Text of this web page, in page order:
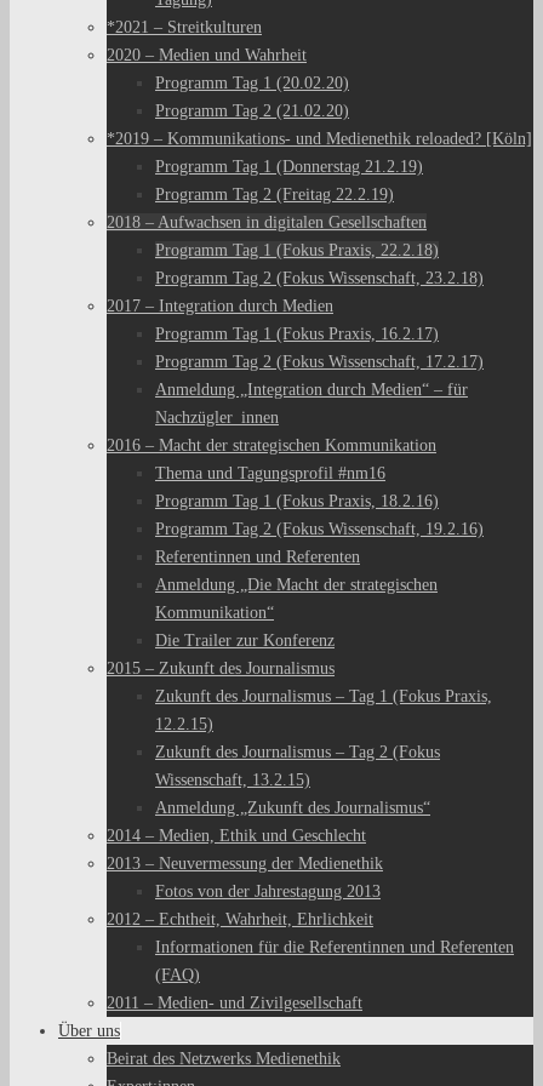
*2021 – Streitkulturen
2020 – Medien und Wahrheit
Programm Tag 1 (20.02.20)
Programm Tag 2 (21.02.20)
*2019 – Kommunikations- und Medienethik reloaded? [Köln]
Programm Tag 1 (Donnerstag 21.2.19)
Programm Tag 2 (Freitag 22.2.19)
2018 – Aufwachsen in digitalen Gesellschaften
Programm Tag 1 (Fokus Praxis, 22.2.18)
Programm Tag 2 (Fokus Wissenschaft, 23.2.18)
2017 – Integration durch Medien
Programm Tag 1 (Fokus Praxis, 16.2.17)
Programm Tag 2 (Fokus Wissenschaft, 17.2.17)
Anmeldung „Integration durch Medien“ – für
Nachzügler_innen
2016 – Macht der strategischen Kommunikation
Thema und Tagungsprofil #nm16
Programm Tag 1 (Fokus Praxis, 18.2.16)
Programm Tag 2 (Fokus Wissenschaft, 19.2.16)
Referentinnen und Referenten
Anmeldung „Die Macht der strategischen
Kommunikation“
Die Trailer zur Konferenz
2015 – Zukunft des Journalismus
Zukunft des Journalismus – Tag 1 (Fokus Praxis,
12.2.15)
Zukunft des Journalismus – Tag 2 (Fokus
Wissenschaft, 13.2.15)
Anmeldung „Zukunft des Journalismus“
2014 – Medien, Ethik und Geschlecht
2013 – Neuvermessung der Medienethik
Fotos von der Jahrestagung 2013
2012 – Echtheit, Wahrheit, Ehrlichkeit
Informationen für die Referentinnen und Referenten
(FAQ)
2011 – Medien- und Zivilgesellschaft
Über uns
Beirat des Netzwerks Medienethik